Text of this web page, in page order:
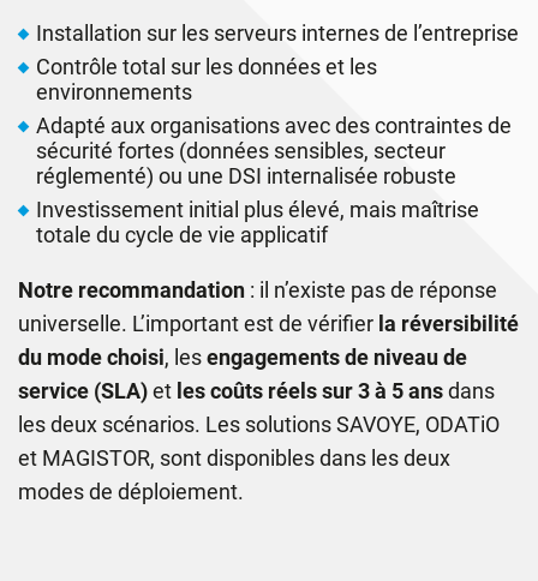
Installation sur les serveurs internes de l’entreprise
Contrôle total sur les données et les
environnements
Adapté aux organisations avec des contraintes de
sécurité fortes (données sensibles, secteur
réglementé) ou une DSI internalisée robuste
Investissement initial plus élevé, mais maîtrise
totale du cycle de vie applicatif
Notre recommandation : il n’existe pas de réponse
universelle. L’important est de vérifier la réversibilité
du mode choisi, lesengagements de niveau de
service (SLA)et les coûts réels sur 3 à 5 ansdans
les deux scénarios. Les solutions SAVOYE, ODATiO
et MAGISTOR, sont disponibles dans les deux
modes de déploiement.